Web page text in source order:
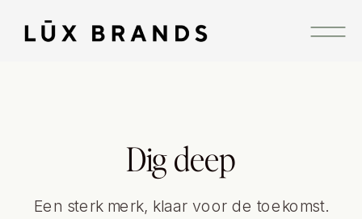
Een sterk merk, klaar voor de toekomst.
Dig deep